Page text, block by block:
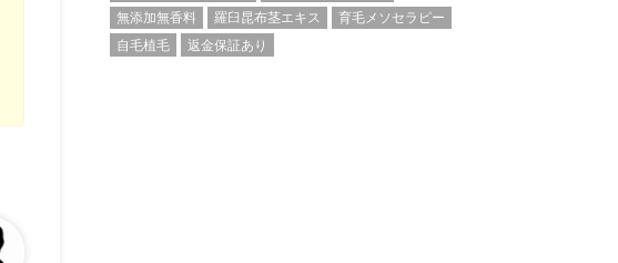
無添加無香料
羅臼昆布茎エキス
育毛メソセラピー
自毛植毛
返金保証あり